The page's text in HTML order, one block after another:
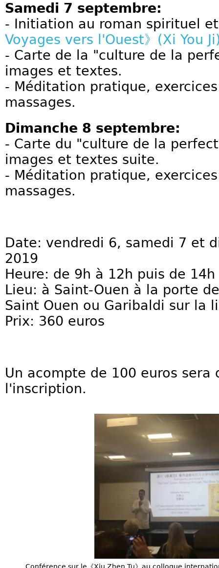
Samedi 7 septembre:
- Initiation au roman spirituel
Voyages vers l'Ouest》(Xi You
- Carte de la "culture de la
images et textes.
- Méditation pratique,
massages.
Dimanche 8 septembre:
- Carte du "culture de la
images et textes suite.
- Méditation pratique,
massages.
Date: vendredi 6, samedi 7 et
2019
Heure: de 9h à 12h puis de
Lieu: à Saint-Ouen à la porte
Saint Ouen ou Garibaldi sur la
Prix: 360 euros
Un acompte de 100 euros sera
l'inscription.